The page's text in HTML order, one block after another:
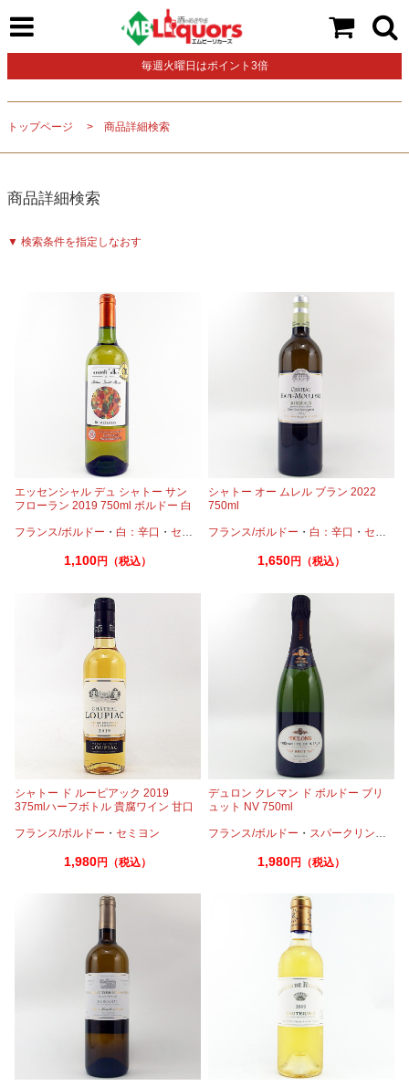
毎週火曜日はポイント3倍
トップページ 商品詳細検索
商品詳細検索
▼ 検索条件を指定しなおす
エッセンシャル デュ シャトー サン
フローラン 2019 750ml ボルドー 白
フランス/ボルドー ・ 白：辛口 ・ セミヨン ・ソーヴィニオンブラン
1,100円（税込）
シャトー オー ムレル ブラン 2022
750ml
フランス/ボルドー ・ 白：辛口 ・セミヨン
1,650円（税込）
シャトー ド ルーピアック 2019
375mlハーフボトル 貴腐ワイン 甘口
フランス/ボルドー ・ セミヨン
1,980円（税込）
デュロン クレマン ド ボルドー ブリ
ュット NV 750ml
フランス/ボルドー ・ スパークリングワイン
1,980円（税込）